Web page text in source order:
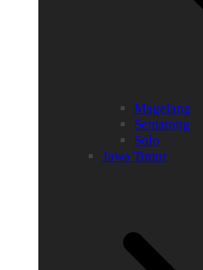
Magelang
Semarang
Solo
Jawa Timur